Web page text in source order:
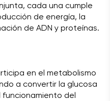
cada una cumple
de energía, la
de ADN y proteínas.
en el metabolismo
a convertir la glucosa
del